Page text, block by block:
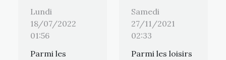
Lundi
18/07/2022
01:56
Parmi les
Samedi
27/11/2021
02:33
Parmi les loisirs